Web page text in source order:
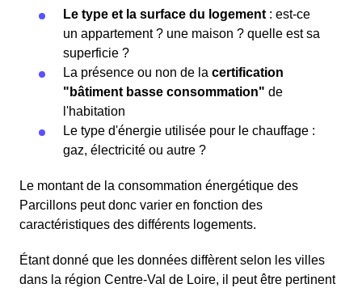
Le type et la surface du logement : est-ce
un appartement ? une maison ? quelle est sa
superficie ?
La présence ou non de la certification
"bâtiment basse consommation" de
l'habitation
Le type d'énergie utilisée pour le chauffage :
gaz, électricité ou autre ?
Le montant de la consommation énergétique des
Parcillons peut donc varier en fonction des
caractéristiques des différents logements.
Étant donné que les données diffèrent selon les villes
dans la région Centre-Val de Loire, il peut être pertinent